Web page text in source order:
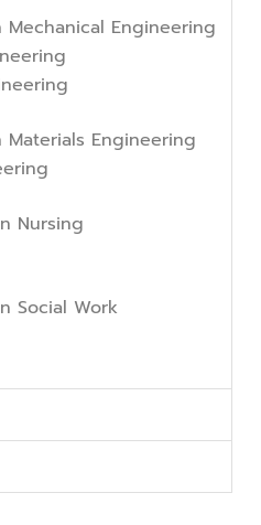
Engineering
Engineering
Nursing
Social Work